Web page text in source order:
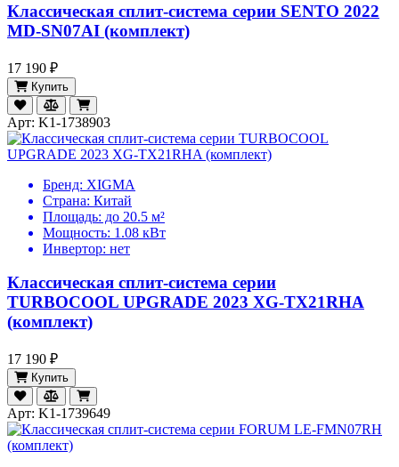
Классическая сплит-система серии SENTO 2022
MD-SN07AI (комплект)
17 190 ₽
Купить
Арт: K1-1738903
Бренд: XIGMA
Страна: Китай
Площадь: до 20.5 м²
Мощность: 1.08 кВт
Инвертор: нет
Классическая сплит-система серии
TURBOCOOL UPGRADE 2023 XG-TX21RHA
(комплект)
17 190 ₽
Купить
Арт: K1-1739649